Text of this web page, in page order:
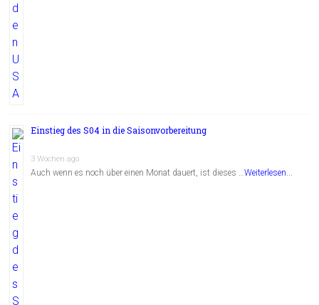
Einstieg des S04 in die Saisonvorbereitung
3 Wochen ago
Auch wenn es noch über einen Monat dauert, ist dieses …Weiterlesen...